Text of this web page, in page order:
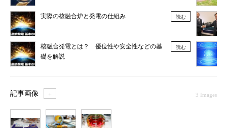
実際の核融合炉と発電の仕組み 読む
核融合発電とは？ 優位性や安全性などの基
礎を解説
読む
記事画像 ＋ 3 Images